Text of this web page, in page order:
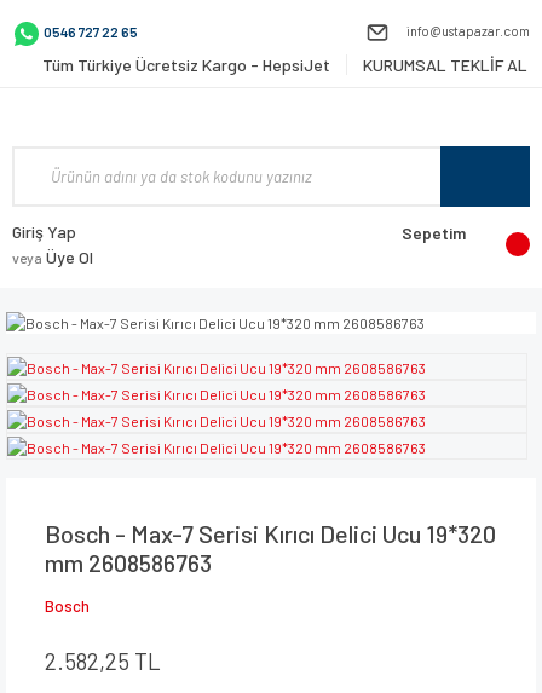
0546 727 22 65 info@ustapazar.com
Tüm Türkiye Ücretsiz Kargo - HepsiJet KURUMSAL TEKLİF AL
Giriş Yap
veya Üye Ol
Sepetim
Bosch - Max-7 Serisi Kırıcı Delici Ucu 19*320
mm 2608586763
Bosch
2.582,25 TL